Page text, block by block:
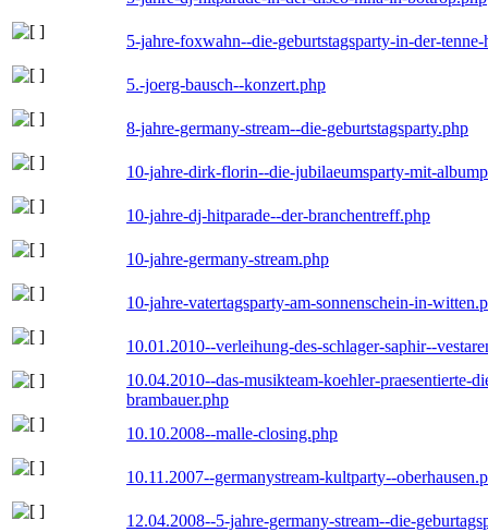
5-jahre-foxwahn--die-geburtstagsparty-in-der-tenne-
5.-joerg-bausch--konzert.php
8-jahre-germany-stream--die-geburtstagsparty.php
10-jahre-dirk-florin--die-jubilaeumsparty-mit-
10-jahre-dj-hitparade--der-branchentreff.php
10-jahre-germany-stream.php
10-jahre-vatertagsparty-am-sonnenschein-in-
10.01.2010--verleihung-des-schlager-saphir--
10.04.2010--das-musikteam-koehler-praesentierte-
brambauer.php
10.10.2008--malle-closing.php
10.11.2007--germanystream-kultparty--
12.04.2008--5-jahre-germany-stream--die-